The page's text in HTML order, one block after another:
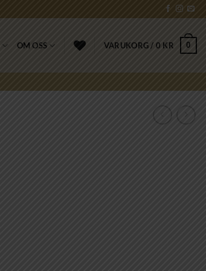
OM OSS VARUKORG / 0 KR 0